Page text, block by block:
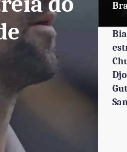
na 1ª
1000 de